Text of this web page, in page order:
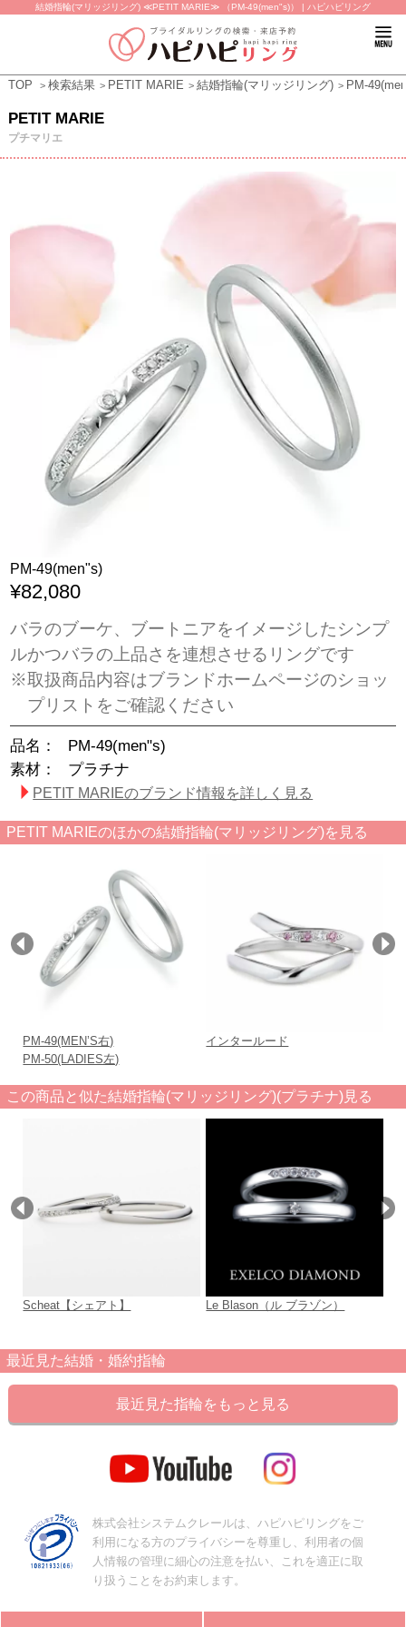
結婚指輪(マリッジリング) ≪PETIT MARIE≫ （PM-49(men"s)） | ハピハピリング
TOP 検索結果 PETIT MARIE 結婚指輪(マリッジリング) PM-
PETIT MARIE
プチマリエ
PM-49(men"s)
¥82,080
バラのブーケ、ブートニアをイメージしたシンプ
ルかつバラの上品さを連想させるリングです
※取扱商品内容はブランドホームページのショッ
プリストをご確認ください
品名：
PM-49(men"s)
素材：
プラチナ
PETIT MARIEのブランド情報を詳しく見る
PETIT MARIEのほかの結婚指輪(マリッジリング)を見る
PM-49(MEN’S右)
PM-50(LADIES左)
インタールード
この商品と似た結婚指輪(マリッジリング)(プラチナ)見る
Scheat【シェアト】 Le Blason（ル ブラゾン）
最近見た結婚・婚約指輪
最近見た指輪をもっと見る
株式会社システムクレールは、ハピハピリングをご
利用になる方のプライバシーを尊重し、利用者の個
人情報の管理に細心の注意を払い、これを適正に取
り扱うことをお約束します。